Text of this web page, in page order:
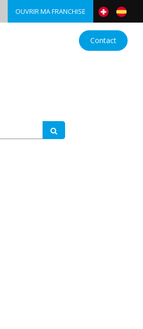
OUVRIR MA FRANCHISE
Contact